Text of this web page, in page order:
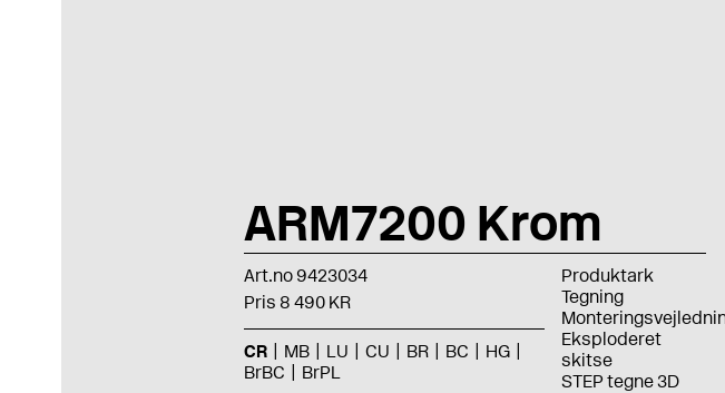
ARM7200 Krom
Art.no 9423034
Pris 8 490 KR
CR MB LU CU BR BC
HG
BrBC
BrPL
Produktark
Tegning
Eksploderet
skitse
STEP tegne 3D